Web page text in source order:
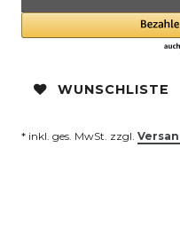
WUNSCHLISTE
* inkl. ges. MwSt. zzgl.